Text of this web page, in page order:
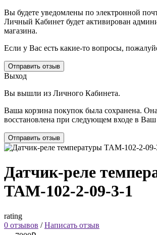
Вы будете уведомлены по электронной
Личный Кабинет будет активирован
магазина.
Если у Вас есть какие-то вопросы,
Отправить отзыв
Выход
Вы вышли из Личного Кабинета.
Ваша корзина покупок была сохранена.
восстановлена при следующем входе в
Отправить отзыв
Датчик-реле
ТАМ-102-2-09-3-1
rating
0 отзывов /Написать отзыв